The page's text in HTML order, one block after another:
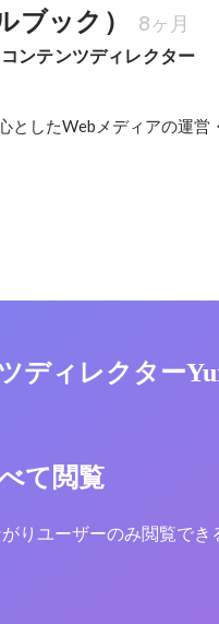
ブック） 8ヶ月
ンテンツディレクター
としたWebメディアの運営
ディレクター
て閲覧
りユーザーのみ閲覧で